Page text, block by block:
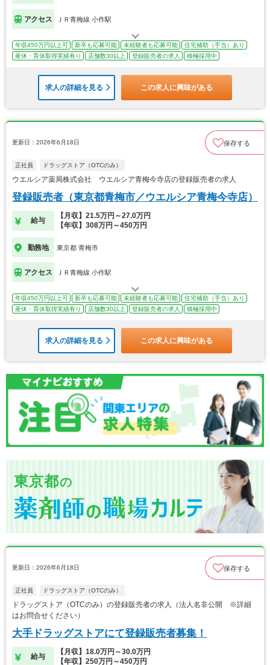
アクセス ＪＲ青梅線 小作駅
年収450万円以上可 新卒も応募可能 未経験者も応募可能
住宅補助（手当）あり
産休・育休取得実績有り
店舗数30以上 登録販売者の求人 積極採用中
求人の詳細を見る この求人に興味がある
更新日：2026年6月18日 保存する
正社員 ドラッグストア（OTCのみ）
ウエルシア薬局株式会社 ウエルシア青梅今寺店の登録販売者の求人
登録販売者（東京都青梅市／ウエルシア青梅今寺店）
給与
【月収】21.5万円～27.0万円
【年収】308万円～450万円
勤務地 東京都 青梅市
アクセス ＪＲ青梅線 小作駅
年収450万円以上可 新卒も応募可能 未経験者も応募可能
住宅補助（手当）あり
産休・育休取得実績有り
店舗数30以上 登録販売者の求人 積極採用中
求人の詳細を見る この求人に興味がある
東京都の
更新日：2026年6月18日 保存する
正社員 ドラッグストア（OTCのみ）
ドラッグストア（OTCのみ）の登録販売者の求人（法人名非公開 ※詳細
はお問合せください）
大手ドラッグストアにて登録販売者募集！
給与
【月収】18.0万円～30.0万円
【年収】250万円～450万円